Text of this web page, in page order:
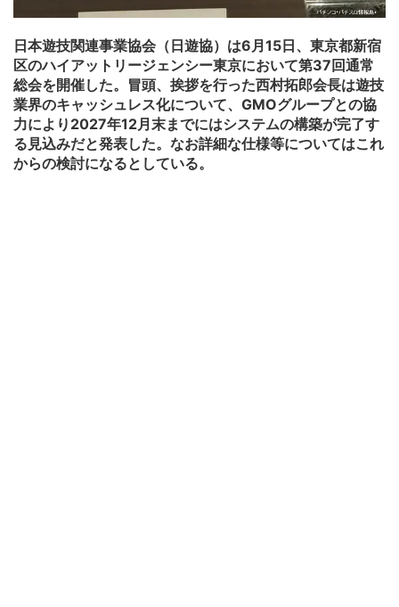
日本遊技関連事業協会（日遊協）は6月15日、東京都新宿
区のハイアットリージェンシー東京において第37回通常
総会を開催した。冒頭、挨拶を行った西村拓郎会長は遊技
業界のキャッシュレス化について、GMOグループとの協
力により2027年12月末までにはシステムの構築が完了す
る見込みだと発表した。なお詳細な仕様等についてはこれ
からの検討になるとしている。